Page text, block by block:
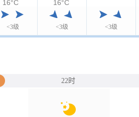
<3级 <3级 <3级
16°C 16°C
22时